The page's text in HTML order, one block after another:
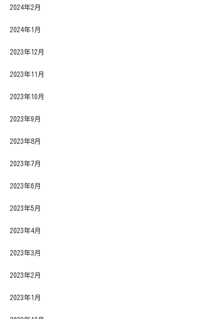
2024年2月
2024年1月
2023年12月
2023年11月
2023年10月
2023年9月
2023年8月
2023年7月
2023年6月
2023年5月
2023年4月
2023年3月
2023年2月
2023年1月